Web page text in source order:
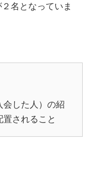
名となっていま
会した人）の紹
されること